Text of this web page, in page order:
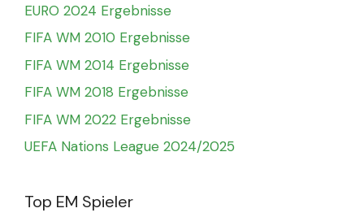
EURO 2024 Ergebnisse
FIFA WM 2010 Ergebnisse
FIFA WM 2014 Ergebnisse
FIFA WM 2018 Ergebnisse
FIFA WM 2022 Ergebnisse
UEFA Nations League 2024/2025
Top EM Spieler